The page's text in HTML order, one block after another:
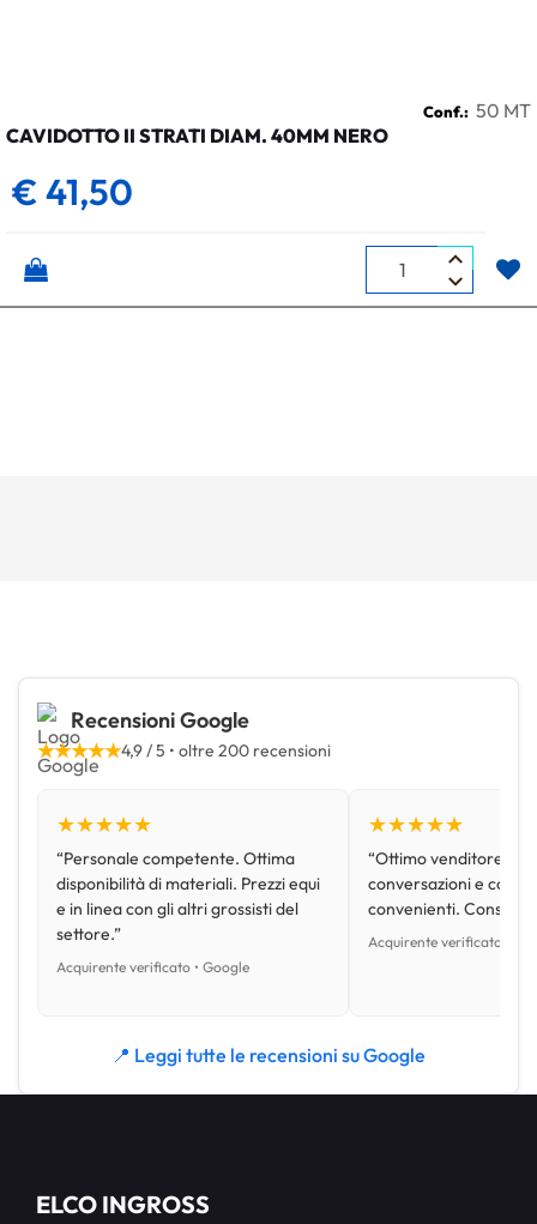
Conf.: 50 MT
CAVIDOTTO II STRATI DIAM. 40MM NERO
€ 41,50
Quantità
Recensioni Google
★★★★★4,9 / 5 • oltre 200 recensioni
★★★★★
“Personale competente. Ottima
disponibilità di materiali. Prezzi equi
e in linea con gli altri grossisti del
settore.”
Acquirente verificato • Google
★★★★★
“Ottimo venditore,
conversazioni e con
convenienti.
Acquirente verificato •
📍 Leggi tutte le recensioni su Google
ELCO INGROSS